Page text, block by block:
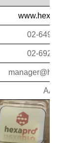
02-6497-
02-6929-
AAO